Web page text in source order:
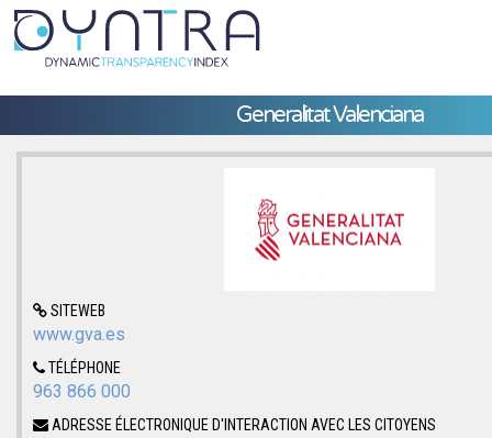
Generalitat Valenciana
SITEWEB
www.gva.es
TÉLÉPHONE
963 866 000
ADRESSE ÉLECTRONIQUE D'INTERACTION AVEC LES CITOYENS